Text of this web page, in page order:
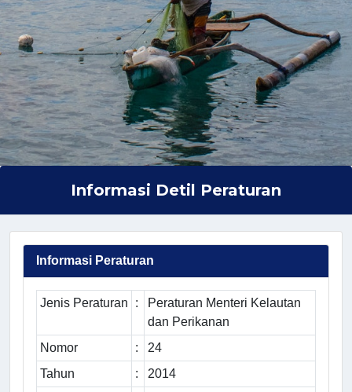
Informasi Detil Peraturan
Informasi Peraturan
Jenis Peraturan :
Peraturan Menteri Kelautan
dan Perikanan
Nomor
:
24
Tahun
:
2014